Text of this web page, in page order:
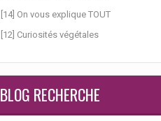
[14] On vous explique TOUT
[12] Curiosités végétales
BLOG RECHERCHE